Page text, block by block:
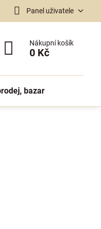
Panel uživatele
Nákupní košík
0 Kč
bazar